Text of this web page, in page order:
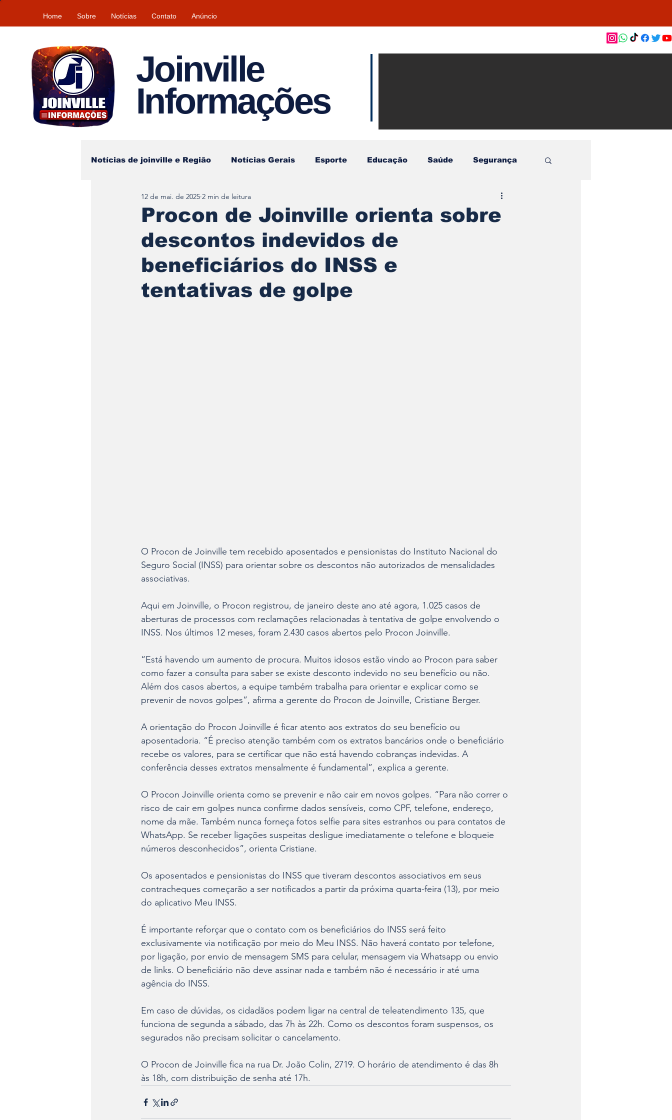
Home Sobre Notícias Contato Anúncio
Joinville
Informações
Notícias de joinville e Região Notícias Gerais Esporte Educação Saúde Segurança
Tempo\clima
Procon de Joinville orienta sobre
descontos indevidos de
beneficiários do INSS e
tentativas de golpe
12 de mai. de 2025 2 min de leitura
O Procon de Joinville tem recebido aposentados e pensionistas do Instituto Nacional do
Seguro Social (INSS) para orientar sobre os descontos não autorizados de mensalidades
associativas.
Aqui em Joinville, o Procon registrou, de janeiro deste ano até agora, 1.025 casos de
aberturas de processos com reclamações relacionadas à tentativa de golpe envolvendo o
INSS. Nos últimos 12 meses, foram 2.430 casos abertos pelo Procon Joinville.
“Está havendo um aumento de procura. Muitos idosos estão vindo ao Procon para saber
como fazer a consulta para saber se existe desconto indevido no seu benefício ou não.
Além dos casos abertos, a equipe também trabalha para orientar e explicar como se
prevenir de novos golpes”, afirma a gerente do Procon de Joinville, Cristiane Berger.
A orientação do Procon Joinville é ficar atento aos extratos do seu benefício ou
aposentadoria. “É preciso atenção também com os extratos bancários onde o beneficiário
recebe os valores, para se certificar que não está havendo cobranças indevidas. A
conferência desses extratos mensalmente é fundamental”, explica a gerente.
O Procon Joinville orienta como se prevenir e não cair em novos golpes. “Para não correr o
risco de cair em golpes nunca confirme dados sensíveis, como CPF, telefone, endereço,
nome da mãe. Também nunca forneça fotos selfie para sites estranhos ou para contatos de
WhatsApp. Se receber ligações suspeitas desligue imediatamente o telefone e bloqueie
números desconhecidos”, orienta Cristiane.
Os aposentados e pensionistas do INSS que tiveram descontos associativos em seus
contracheques começarão a ser notificados a partir da próxima quarta-feira (13), por meio
do aplicativo Meu INSS.
É importante reforçar que o contato com os beneficiários do INSS será feito
exclusivamente via notificação por meio do Meu INSS. Não haverá contato por telefone,
por ligação, por envio de mensagem SMS para celular, mensagem via Whatsapp ou envio
de links. O beneficiário não deve assinar nada e também não é necessário ir até uma
agência do INSS.
Em caso de dúvidas, os cidadãos podem ligar na central de teleatendimento 135, que
funciona de segunda a sábado, das 7h às 22h. Como os descontos foram suspensos, os
segurados não precisam solicitar o cancelamento.
O Procon de Joinville fica na rua Dr. João Colin, 2719. O horário de atendimento é das 8h
às 18h, com distribuição de senha até 17h.